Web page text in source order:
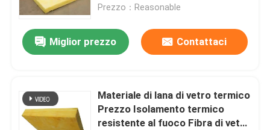
Isolamento del tetto con foglio
Prezzo：Reasonable
Miglior prezzo Contattaci
Materiale di lana di vetro termico
Prezzo Isolamento termico
resistente al fuoco Fibra di vetro